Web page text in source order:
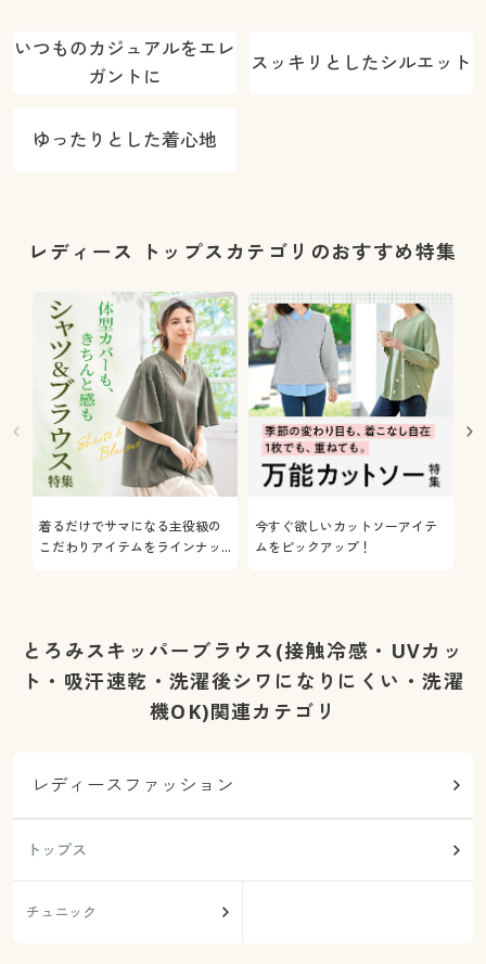
いつものカジュアルをエレ
ガントに
スッキリとしたシルエット
ゆったりとした着心地
レディース トップスカテゴリのおすすめ特集
着るだけでサマになる主役級の
こだわりアイテムをラインナッ
今すぐ欲しいカットソーアイテ
ムをピックアップ！
とろみスキッパーブラウス(接触冷感・UVカッ
ト・吸汗速乾・洗濯後シワになりにくい・洗濯
機OK)関連カテゴリ
レディースファッション
トップス
チュニック